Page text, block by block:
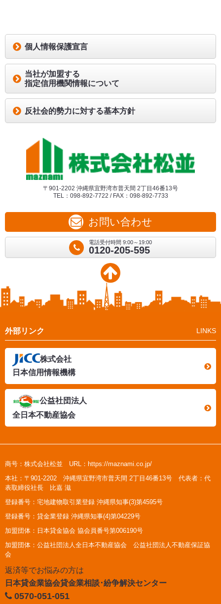
す。
平成27年10月8日
代表取締役社長 比嘉滋
【個人情報の取り扱いに関するお問合せ窓口】
受付時間 平日 9:00～18:00
電話番号 098-892-7722
個人情報保護宣言
当社が加盟する
指定信用機関情報について
反社会的勢力に対する基本方針
〒901-2202 沖縄県宜野湾市普天間 2丁目46番13号
TEL：098-892-7722 / FAX：098-892-7733
お問い合わせ
電話受付時間 9:00～19:00
0120-205-595
外部リンク LINKS
株式会社
日本信用情報機構
公益社団法人
全日本不動産協会
商号：株式会社松並 URL：https://maznami.co.jp/
本社：〒901-2202 沖縄県宜野湾市普天間 2丁目46番13号 代表者：代
表取締役社長 比嘉 滋
登録番号：宅地建物取引業登録 沖縄県知事(3)第4595号
登録番号：貸金業登録 沖縄県知事(4)第04229号
加盟団体：日本貸金協会 協会員番号第006190号
加盟団体：公益社団法人全日本不動産協会 公益社団法人不動産保証協
会
返済等でお悩みの方は
日本貸金業協会貸金業相談･紛争解決センター
0570-051-051